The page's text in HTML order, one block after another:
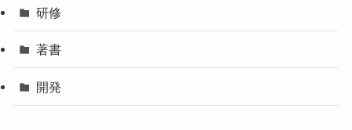
研修
著書
開発